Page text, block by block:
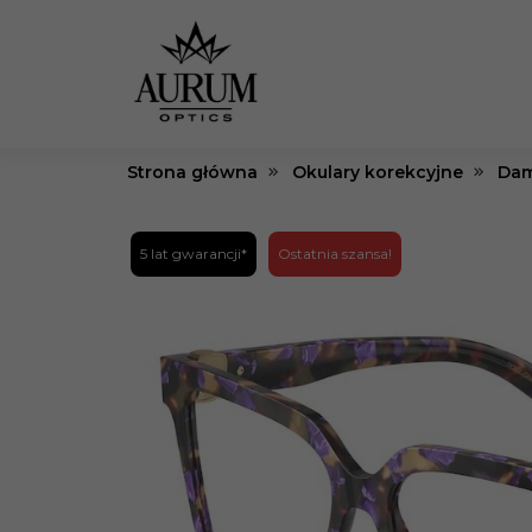
Strona główna Okulary korekcyjne
5 lat gwarancji* Ostatnia szansa!